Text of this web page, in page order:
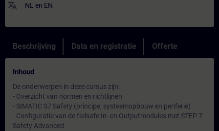
translate NL en EN
Beschrijving Data en registratie Offerte
Inhoud
De onderwerpen in deze cursus zijn:
- Overzicht van normen en richtlijnen
- SIMATIC S7 Safety (principe, systeemopbouw en periferie)
- Configuratie van de failsafe In- en Outputmodules met STEP 7
Safety Advanced